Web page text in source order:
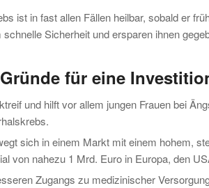
ist in fast allen Fällen heilbar, sobald er
Sicherheit und ersparen ihnen
für eine
und hilft vor allem jungen Frauen bei
sich in einem Markt mit einem hohem,
von nahezu 1 Mrd. Euro in Europa, den
Zugangs zu medizinischer